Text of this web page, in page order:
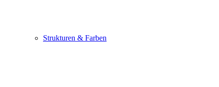
Strukturen & Farben